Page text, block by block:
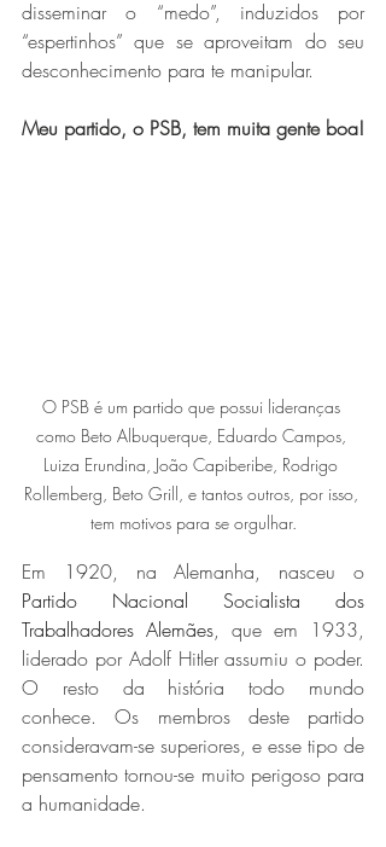
disseminar o “medo”, induzidos por
“espertinhos” que se aproveitam do seu
desconhecimento para te manipular.
Meu partido, o PSB, tem muita gente boa!
O PSB é um partido que possui lideranças
como Beto Albuquerque, Eduardo Campos,
Luiza Erundina, João Capiberibe, Rodrigo
Rollemberg, Beto Grill, e tantos outros, por isso,
tem motivos para se orgulhar.
Partido Nacional Socialista dos
Trabalhadores Alemães, que em 1933,
liderado por Adolf Hitler assumiu o poder.
O resto da história todo mundo
conhece. Os membros deste partido
consideravam-se superiores, e esse tipo de
pensamento tornou-se muito perigoso para
a humanidade.